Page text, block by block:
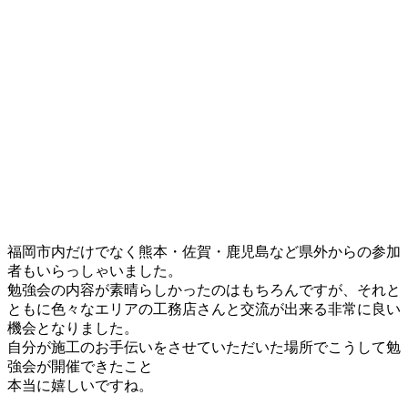
福岡市内だけでなく熊本・佐賀・鹿児島など県外からの参加
者もいらっしゃいました。
勉強会の内容が素晴らしかったのはもちろんですが、それと
ともに色々なエリアの工務店さんと交流が出来る非常に良い
機会となりました。
自分が施工のお手伝いをさせていただいた場所でこうして勉
強会が開催できたこと
本当に嬉しいですね。